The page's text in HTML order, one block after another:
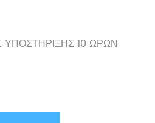
10 ΩΡΩΝ